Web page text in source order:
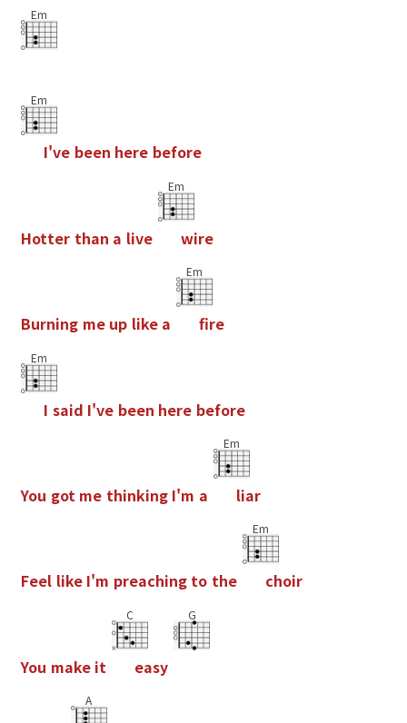
Em
Em
I've been here before
Hotter than a live
Em
wire
Burning me up like a
Em
fre
Em
I said I've been here before
You got me thinking I'm a
Em
liar
Feel like I'm preaching to the
Em
choir
You make it
C
easy
G
A